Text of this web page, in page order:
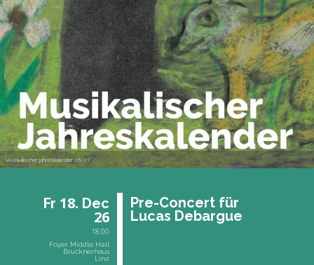
Musikalischer Jahreskalender 26-27
Fr 18. Dec
26
18:00
Foyer Middle Hall
Brucknerhaus
Linz
Pre-Con­cert für
Lucas De­bar­gue